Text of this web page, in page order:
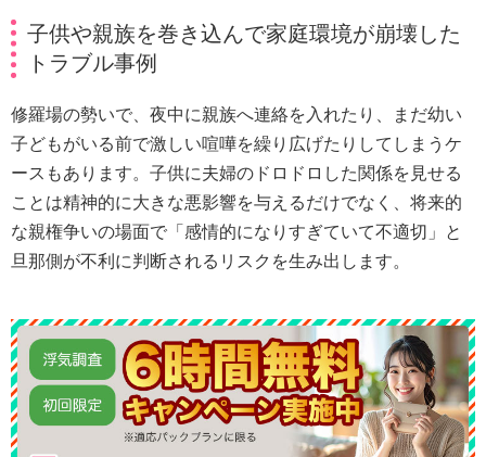
子供や親族を巻き込んで家庭環境が崩壊した
トラブル事例
修羅場の勢いで、夜中に親族へ連絡を入れたり、まだ幼い
子どもがいる前で激しい喧嘩を繰り広げたりしてしまうケ
ースもあります。子供に夫婦のドロドロした関係を見せる
ことは精神的に大きな悪影響を与えるだけでなく、将来的
な親権争いの場面で「感情的になりすぎていて不適切」と
旦那側が不利に判断されるリスクを生み出します。